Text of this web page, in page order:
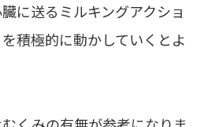
に送るミルキングアクショ
積極的に動かしていくとよ